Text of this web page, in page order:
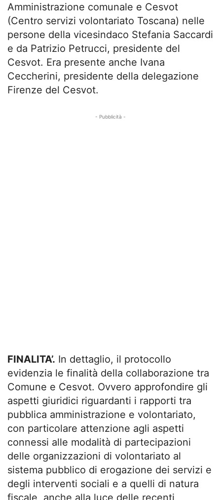
Amministrazione comunale e Cesvot
(Centro servizi volontariato Toscana) nelle
persone della vicesindaco Stefania Saccardi
e da Patrizio Petrucci, presidente del
Cesvot. Era presente anche Ivana
Ceccherini, presidente della delegazione
Firenze del Cesvot.
- Pubblicità -
FINALITA’. In dettaglio, il protocollo
evidenzia le finalità della collaborazione tra
Comune e Cesvot. Ovvero approfondire gli
aspetti giuridici riguardanti i rapporti tra
pubblica amministrazione e volontariato,
con particolare attenzione agli aspetti
connessi alle modalità di partecipazioni
delle organizzazioni di volontariato al
sistema pubblico di erogazione dei servizi e
degli interventi sociali e a quelli di natura